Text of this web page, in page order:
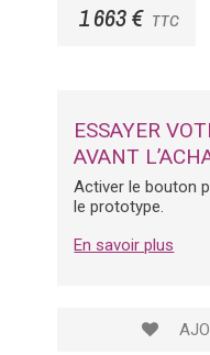
1 663 € TTC
ESSAYER
AVANT
Activer le bouton
le prototype.
En savoir plus